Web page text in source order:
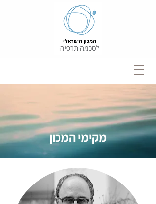
מקימי המכון